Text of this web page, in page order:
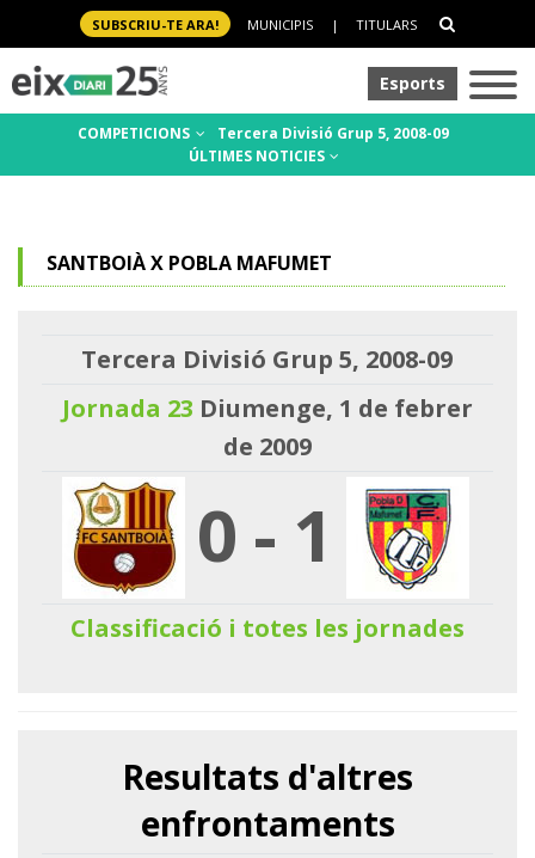
SUBSCRIU-TE ARA! MUNICIPIS | TITULARS
Esports
COMPETICIONS
Tercera Divisió Grup 5, 2008-09
ÚLTIMES NOTICIES
SANTBOIÀ X POBLA MAFUMET
Tercera Divisió Grup 5, 2008-09
Jornada 23 Diumenge, 1 de febrer
de 2009
0 - 1
Classificació i totes les jornades
Resultats d'altres
enfrontaments